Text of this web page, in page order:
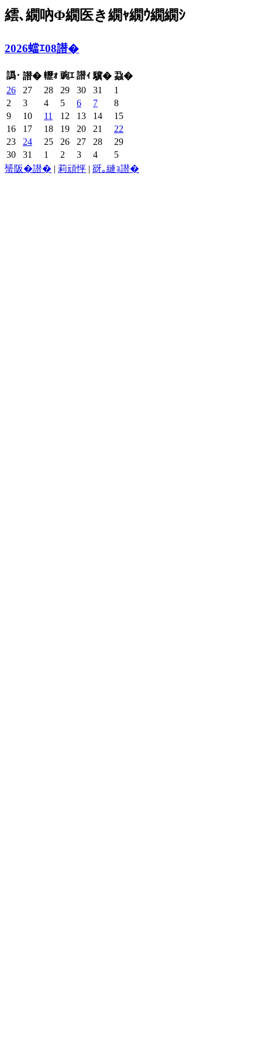
繧､繝吶Φ繝医き繝ｬ繝ｳ繝繝ｼ
2026蟷ｴ08譛�
譌･ 譛� 轣ｫ 豌ｴ 譛ｨ 驥� 蝨�
26
27 28 29 30 31
1
2
3 4 5 6 7
8
9
10 11 12 13 14
15
16
17 18 19 20 21
22
23
24 25 26 27 28
29
30
31 1 2 3 4
5
蜑阪�譛� | 莉頑怦 | 谺｡縺ｮ譛�